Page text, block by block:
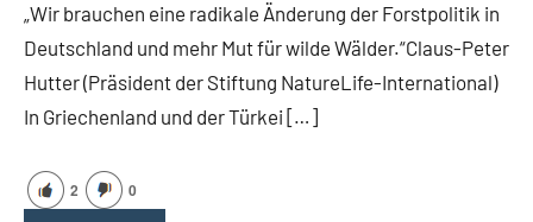
„Wir brauchen eine radikale Änderung der Forstpolitik in
Deutschland und mehr Mut für wilde Wälder.“Claus-Peter
Hutter (Präsident der Stiftung NatureLife-International)
In Griechenland und der Türkei […]
2 0